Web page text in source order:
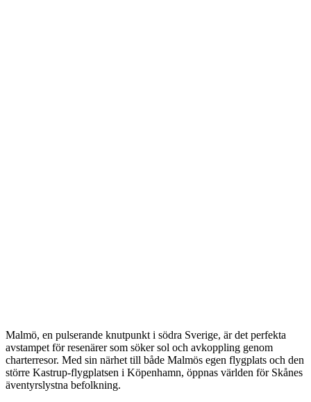
Malmö, en pulserande knutpunkt i södra Sverige, är det perfekta
avstampet för resenärer som söker sol och avkoppling genom
charterresor. Med sin närhet till både Malmös egen flygplats och den
större Kastrup-flygplatsen i Köpenhamn, öppnas världen för Skånes
äventyrslystna befolkning.